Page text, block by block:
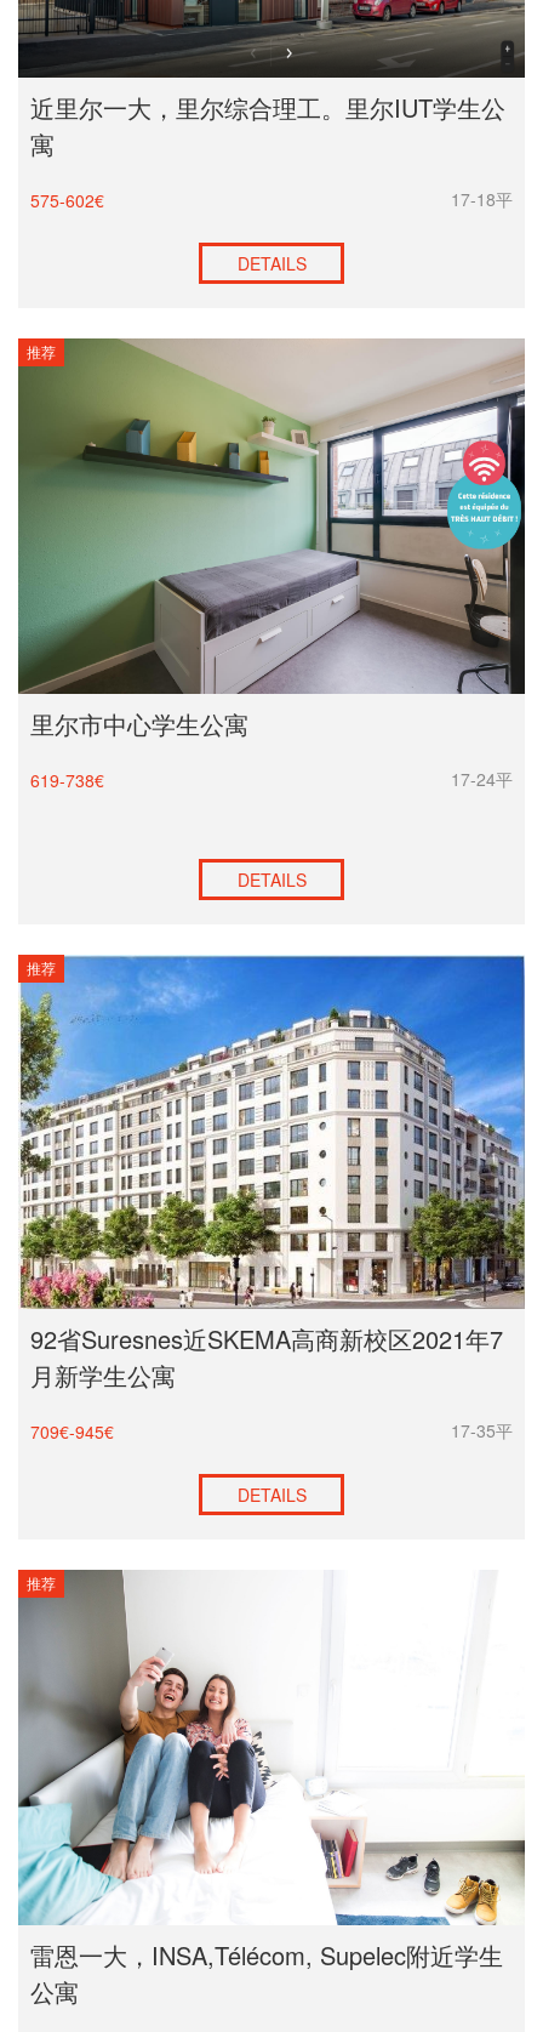
近里尔一大，里尔综合理工。里尔IUT学生公
寓
575-602€ 17-18平
DETAILS
推荐
里尔市中心学生公寓
619-738€ 17-24平
DETAILS
推荐
92省Suresnes近SKEMA高商新校区2021年7
月新学生公寓
709€-945€ 17-35平
DETAILS
推荐
雷恩一大，INSA,Télécom, Supelec附近学生
公寓